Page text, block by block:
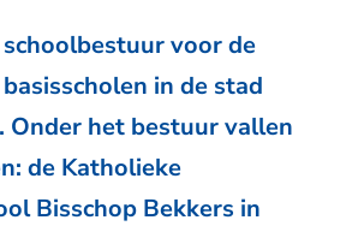
schoolbestuur voor de
in de stad
Onder het bestuur vallen
de Katholieke
Bisschop Bekkers in